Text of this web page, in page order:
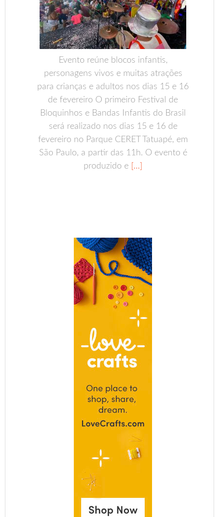
Evento reúne blocos infantis,
personagens vivos e muitas atrações
para crianças e adultos nos dias 15 e 16
de fevereiro O primeiro Festival de
Bloquinhos e Bandas Infantis do Brasil
será realizado nos dias 15 e 16 de
fevereiro no Parque CERET Tatuapé, em
São Paulo, a partir das 11h. O evento é
produzido e […]